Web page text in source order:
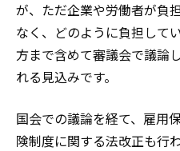
が、ただ企業や労働者が負
なく、どのように負担して
方まで含めて審議会で議論
れる見込みです。
国会での議論を経て、雇用
険制度に関する法改正も行